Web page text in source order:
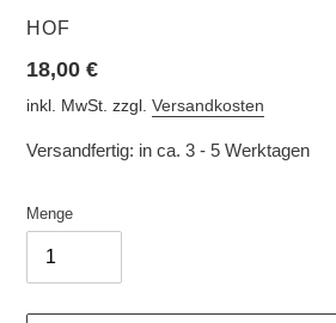
VERKÄUFER
HOF
Normaler
Preis
18,00 €
inkl. MwSt. zzgl. Versandkosten
Versandfertig: in ca. 3 - 5 Werktagen
Menge